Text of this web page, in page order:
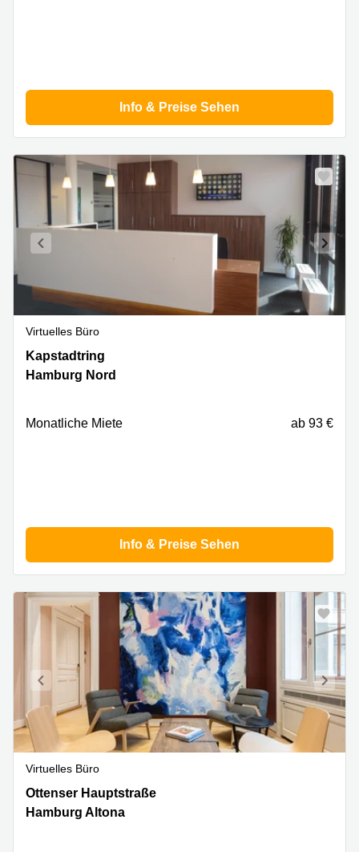
Info & Preise Sehen
Virtuelles Büro
Kapstadtring
7,
Kapstadtring
Hamburg Nord
Monatliche Miete ab 93 €
Info & Preise Sehen
Virtuelles Büro
Ottenser
Hauptstraße
Ottenser Hauptstraße
Hamburg Altona